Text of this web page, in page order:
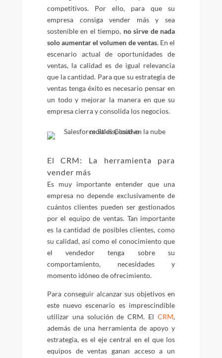
competitivos. Por ello, para que su
empresa consiga vender más y sea
sostenible en el tiempo, no sirve de nada
solo aumentar el volumen de ventas. En el
escenario actual de oportunidades de
ventas, la calidad es de igual relevancia
que la cantidad. Para que su estrategia de
ventas tenga éxito es necesario pensar en
un todo y mejorar la manera en que su
empresa cierra y consolida los negocios.
El CRM: La herramienta para
vender más
Es muy importante entender que una
empresa no depende exclusivamente de
cuántos clientes pueden ser gestionados
por el equipo de ventas. Tan importante
es la cantidad de posibles clientes, como
su calidad, así como el conocimiento que
el vendedor tenga sobre su
comportamiento, necesidades y
momento idóneo de ofrecimiento.
Para conseguir alcanzar sus objetivos en
este nuevo escenario es imprescindible
utilizar una solución de CRM. ElCRM,
además de una herramienta de apoyo y
estrategia, es el eje central en el que los
equipos de ventas ganan acceso a un